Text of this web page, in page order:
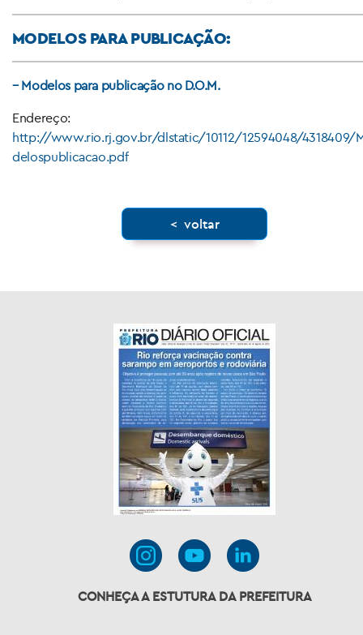
MODELOS PARA PUBLICAÇÃO:
– Modelos para publicação no D.O.M.
Endereço:
http://www.rio.rj.gov.br/dlstatic/10112/12594048/4318409/
delospublicacao.pdf
< voltar
CONHEÇA A ESTUTURA DA PREFEITURA